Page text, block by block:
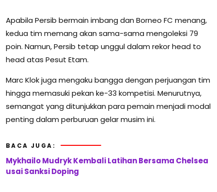
Apabila Persib bermain imbang dan Borneo FC menang,
kedua tim memang akan sama-sama mengoleksi 79
poin. Namun, Persib tetap unggul dalam rekor head to
head atas Pesut Etam.
Marc Klok juga mengaku bangga dengan perjuangan tim
hingga memasuki pekan ke-33 kompetisi. Menurutnya,
semangat yang ditunjukkan para pemain menjadi modal
penting dalam perburuan gelar musim ini.
BACA JUGA:
Mykhailo Mudryk Kembali Latihan Bersama Chelsea
usai Sanksi Doping